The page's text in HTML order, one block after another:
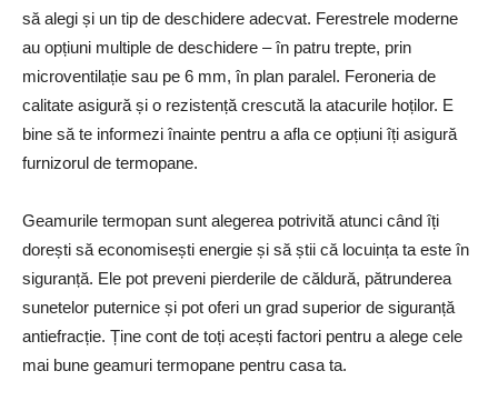
să alegi și un tip de deschidere adecvat. Ferestrele moderne
au opțiuni multiple de deschidere – în patru trepte, prin
microventilație sau pe 6 mm, în plan paralel. Feroneria de
calitate asigură și o rezistență crescută la atacurile hoților. E
bine să te informezi înainte pentru a afla ce opțiuni îți asigură
furnizorul de termopane.
Geamurile termopan sunt alegerea potrivită atunci când îți
dorești să economisești energie și să știi că locuința ta este în
siguranță. Ele pot preveni pierderile de căldură, pătrunderea
sunetelor puternice și pot oferi un grad superior de siguranță
antiefracție. Ține cont de toți acești factori pentru a alege cele
mai bune geamuri termopane pentru casa ta.